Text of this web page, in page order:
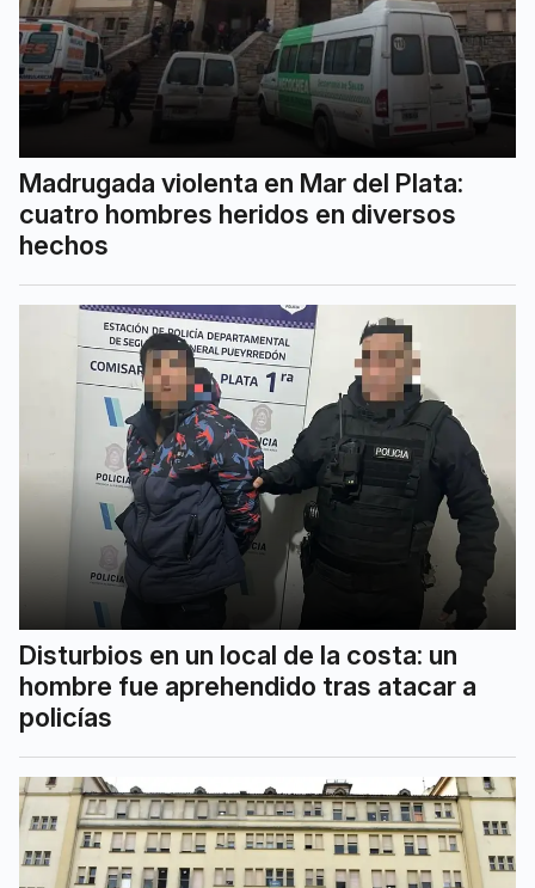
Madrugada violenta en Mar del Plata:
cuatro hombres heridos en diversos
hechos
Disturbios en un local de la costa: un
hombre fue aprehendido tras atacar a
policías